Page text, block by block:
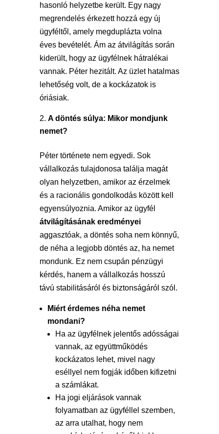
hasonló helyzetbe került. Egy nagy
megrendelés érkezett hozzá egy új
ügyféltől, amely megduplázta volna
éves bevételét. Ám az átvilágítás során
kiderült, hogy az ügyfélnek hátralékai
vannak. Péter hezitált. Az üzlet hatalmas
lehetőség volt, de a kockázatok is
óriásiak.
A döntés súlya: Mikor mondjunk
nemet?
Péter története nem egyedi. Sok
vállalkozás tulajdonosa találja magát
olyan helyzetben, amikor az érzelmek
és a racionális gondolkodás között kell
egyensúlyoznia. Amikor az ügyfél
átvilágításának eredményei
aggasztóak, a döntés soha nem könnyű,
de néha a legjobb döntés az, ha nemet
mondunk. Ez nem csupán pénzügyi
kérdés, hanem a vállalkozás hosszú
távú stabilitásáról és biztonságáról szól.
Miért érdemes néha nemet
mondani?
Ha az ügyfélnek jelentős adósságai
vannak, az együttműködés
kockázatos lehet, mivel nagy
eséllyel nem fogják időben kifizetni
a számlákat.
Ha jogi eljárások vannak
folyamatban az ügyféllel szemben,
az arra utalhat, hogy nem